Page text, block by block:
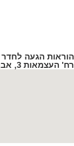
הוראות הגעה
רח' העצמאות 3, אבן יהודה